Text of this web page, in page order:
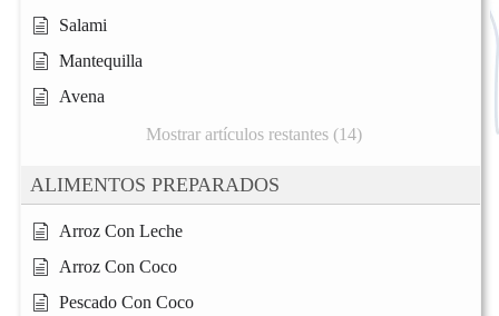
Salami
Mantequilla
Avena
Mostrar artículos restantes (14)
ALIMENTOS PREPARADOS
Arroz Con Leche
Arroz Con Coco
Pescado Con Coco